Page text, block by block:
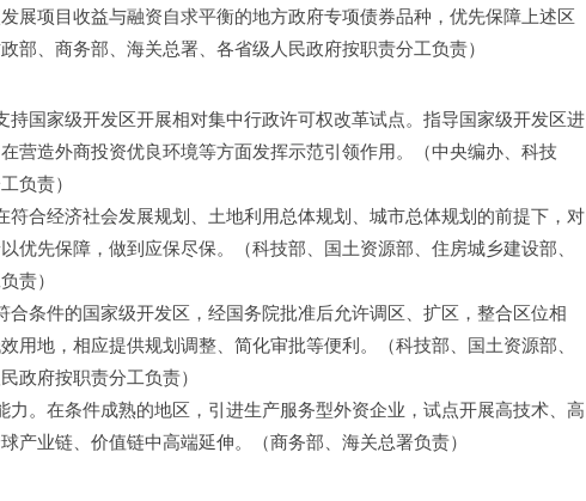
展项目收益与融资自求平衡的地方政府专项债券品种，优先保障上述区
部、商务部、海关总署、各省级人民政府按职责分工负责）
国家级开发区开展相对集中行政许可权改革试点。指导国家级开发区进
营造外商投资优良环境等方面发挥示范引领作用。（中央编办、科技
负责）
合经济社会发展规划、土地利用总体规划、城市总体规划的前提下，对
优先保障，做到应保尽保。（科技部、国土资源部、住房城乡建设部、
责）
条件的国家级开发区，经国务院批准后允许调区、扩区，整合区位相
用地，相应提供规划调整、简化审批等便利。（科技部、国土资源部、
政府按职责分工负责）
。在条件成熟的地区，引进生产服务型外资企业，试点开展高技术、高
产业链、价值链中高端延伸。（商务部、海关总署负责）